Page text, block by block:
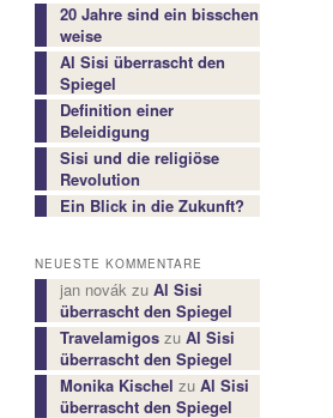
20 Jahre sind ein bisschen
weise
Al Sisi überrascht den
Spiegel
Definition einer
Beleidigung
Sisi und die religiöse
Revolution
Ein Blick in die Zukunft?
NEUESTE KOMMENTARE
jan novákzu Al Sisi
überrascht den Spiegel
Travelamigoszu Al Sisi
überrascht den Spiegel
Monika Kischel zu Al Sisi
überrascht den Spiegel